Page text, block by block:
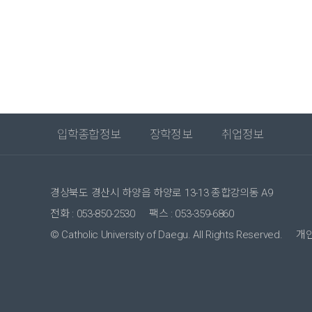
입학종합정보 장학정보 취업정보
경상북도 경산시 하양읍 하양로 13-13 종합강의동 A9
전화 : 053-850-2530
팩스 : 053-359-6860
© Catholic University of Daegu. All Rights Reserved.
개